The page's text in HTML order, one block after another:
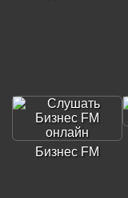
Бизнес FM